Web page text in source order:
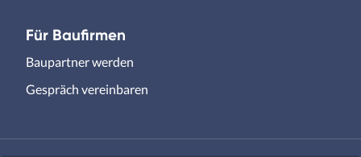
Für Baufirmen
Baupartner werden
Gespräch vereinbaren